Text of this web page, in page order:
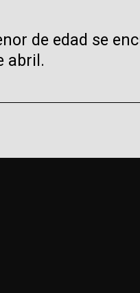
de edad se
abril.